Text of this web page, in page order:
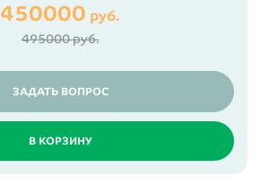
450000 руб.
495000 руб.
ЗАДАТЬ ВОПРОС
В КОРЗИНУ